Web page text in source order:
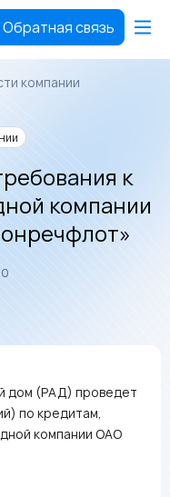
Обратная связь
компании
к
компании
дом (РАД) проведет
по кредитам,
компании ОАО